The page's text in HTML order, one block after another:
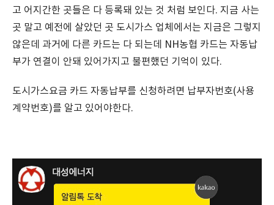
고 어지간한 곳들은 다 등록돼 있는 것 처럼 보인다. 지금 사는
곳 말고 예전에 살았던 곳 도시가스 업체에서는 지금은 그렇지
않은데 과거에 다른 카드는 다 되는데 NH농협 카드는 자동납
부가 연결이 안돼 있어가지고 불편했던 기억이 있다.
도시가스요금 카드 자동납부를 신청하려면 납부자번호(사용
계약번호)를 알고 있어야한다.